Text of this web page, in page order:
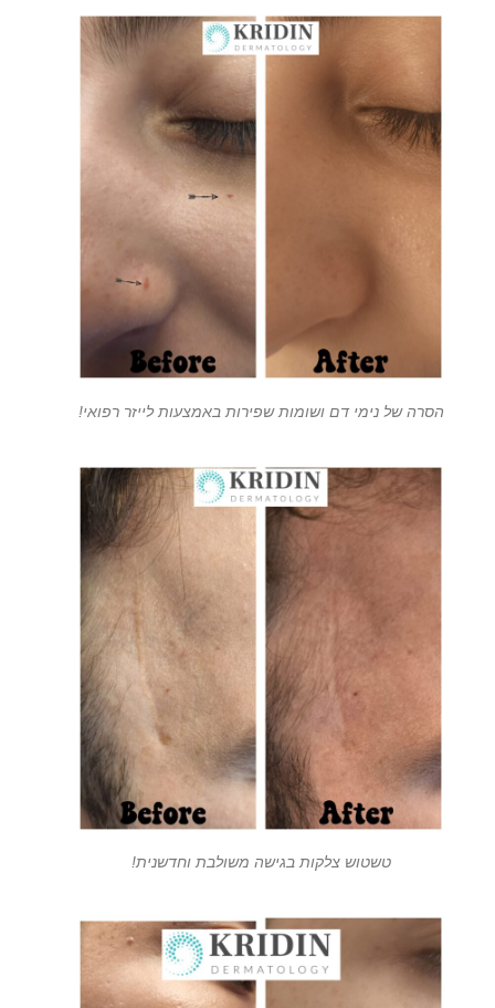
הסרה של נימי דם ושומות שפירות באמצעות לייזר רפואי!
טשטוש צלקות בגישה משולבת וחדשנית!